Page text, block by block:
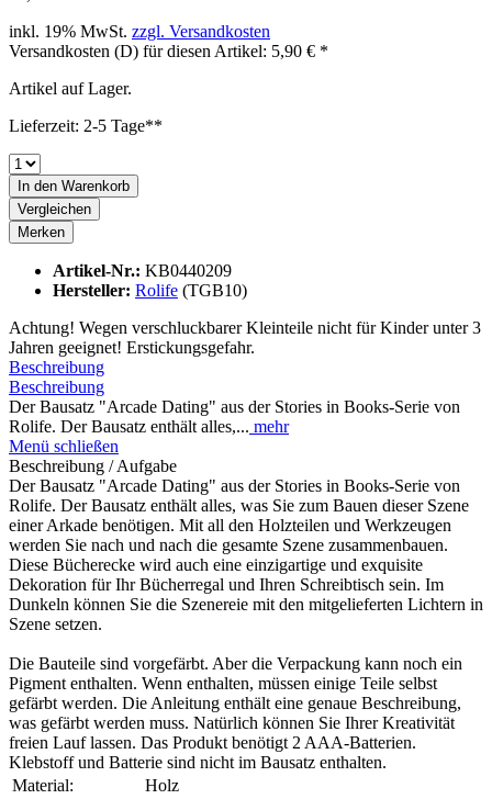
inkl. 19% MwSt. zzgl. Versandkosten
Versandkosten (D) für diesen Artikel: 5,90 € *
Artikel auf Lager.
Lieferzeit: 2-5 Tage**
In den Warenkorb
Vergleichen
Merken
Artikel-Nr.: KB0440209
Hersteller: Rolife (TGB10)
Achtung! Wegen verschluckbarer Kleinteile nicht für Kinder unter 3
Jahren geeignet! Erstickungsgefahr.
Beschreibung
Beschreibung
Der Bausatz "Arcade Dating" aus der Stories in Books-Serie von
Rolife. Der Bausatz enthält alles,... mehr
Menü schließen
Beschreibung / Aufgabe
Der Bausatz "Arcade Dating" aus der Stories in Books-Serie von
Rolife. Der Bausatz enthält alles, was Sie zum Bauen dieser Szene
einer Arkade benötigen. Mit all den Holzteilen und Werkzeugen
werden Sie nach und nach die gesamte Szene zusammenbauen.
Diese Bücherecke wird auch eine einzigartige und exquisite
Dekoration für Ihr Bücherregal und Ihren Schreibtisch sein. Im
Dunkeln können Sie die Szenereie mit den mitgelieferten Lichtern in
Szene setzen.
Die Bauteile sind vorgefärbt. Aber die Verpackung kann noch ein
Pigment enthalten. Wenn enthalten, müssen einige Teile selbst
gefärbt werden. Die Anleitung enthält eine genaue Beschreibung,
was gefärbt werden muss. Natürlich können Sie Ihrer Kreativität
freien Lauf lassen. Das Produkt benötigt 2 AAA-Batterien.
Klebstoff und Batterie sind nicht im Bausatz enthalten.
Material:
Holz